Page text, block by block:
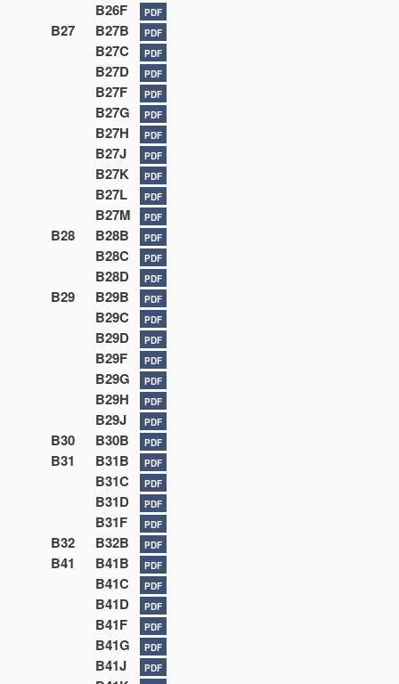
B26F PDF
B27 B27B PDF
B27C PDF
B27D PDF
B27F PDF
B27G PDF
B27H PDF
B27J PDF
B27K PDF
B27L PDF
B27M PDF
B28 B28B PDF
B28C PDF
B28D PDF
B29 B29B PDF
B29C PDF
B29D PDF
B29F PDF
B29G PDF
B29H PDF
B29J PDF
B30 B30B PDF
B31 B31B PDF
B31C PDF
B31D PDF
B31F PDF
B32 B32B PDF
B41 B41B PDF
B41C PDF
B41D PDF
B41F PDF
B41G PDF
B41J PDF